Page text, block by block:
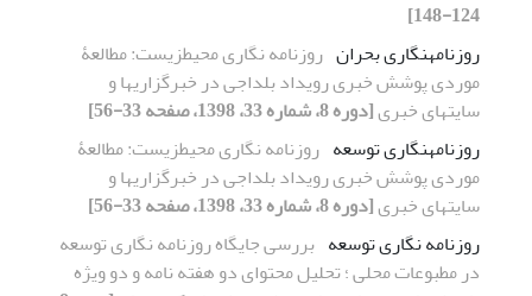
124-148]
روزنامه‎نگاری بحران
روزنامه ‎نگاری محیط‎زیست: مطالعۀ
موردی پوشش خبری رویداد بلداجی در خبرگزاری‎ها و
سایت‎های خبری
[دوره 8، شماره 33، 1398، صفحه 33-56]
روزنامه‎نگاری توسعه
روزنامه ‎نگاری محیط‎زیست: مطالعۀ
موردی پوشش خبری رویداد بلداجی در خبرگزاری‎ها و
سایت‎های خبری
[دوره 8، شماره 33، 1398، صفحه 33-56]
روزنامه نگاری توسعه بررسی جایگاه روزنامه نگاری توسعه
در مطبوعات محلی ؛ تحلیل محتوای دو هفته نامه و دو ویژه